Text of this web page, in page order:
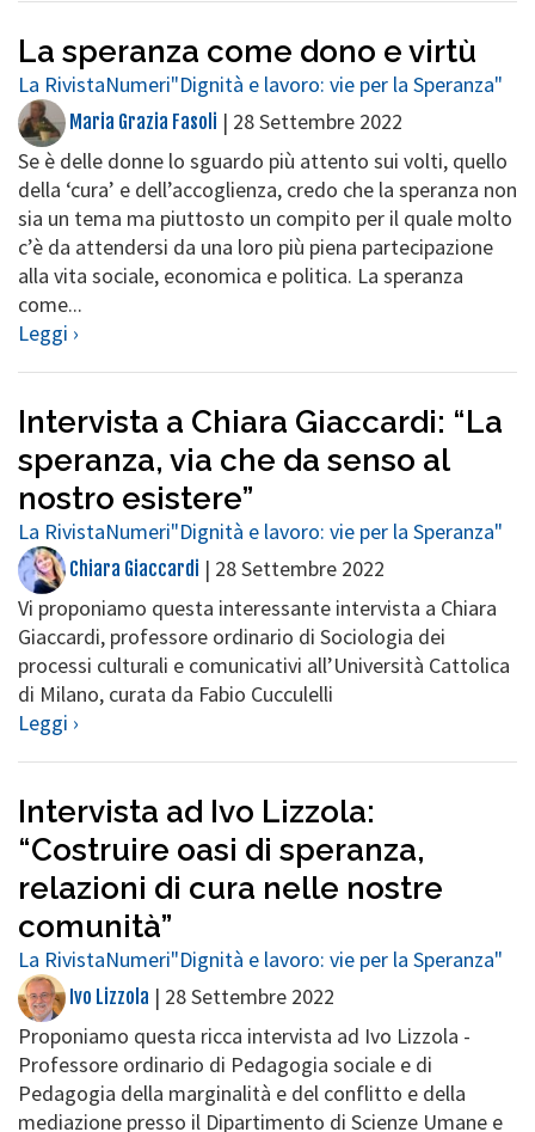
La speranza come dono e virtù
La RivistaNumeri"Dignità e lavoro: vie per la Speranza"
Maria Grazia Fasoli | 28 Settembre 2022
Se è delle donne lo sguardo più attento sui volti, quello
della ‘cura’ e dell’accoglienza, credo che la speranza non
sia un tema ma piuttosto un compito per il quale molto
c’è da attendersi da una loro più piena partecipazione
alla vita sociale, economica e politica. La speranza
come...
Leggi ›
Intervista a Chiara Giaccardi: “La
speranza, via che da senso al
nostro esistere”
La RivistaNumeri"Dignità e lavoro: vie per la Speranza"
Chiara Giaccardi | 28 Settembre 2022
Vi proponiamo questa interessante intervista a Chiara
Giaccardi, professore ordinario di Sociologia dei
processi culturali e comunicativi all’Università Cattolica
di Milano, curata da Fabio Cucculelli
Leggi ›
Intervista ad Ivo Lizzola:
“Costruire oasi di speranza,
relazioni di cura nelle nostre
comunità”
La RivistaNumeri"Dignità e lavoro: vie per la Speranza"
Ivo Lizzola | 28 Settembre 2022
Proponiamo questa ricca intervista ad Ivo Lizzola -
Professore ordinario di Pedagogia sociale e di
Pedagogia della marginalità e del conflitto e della
mediazione presso il Dipartimento di Scienze Umane e